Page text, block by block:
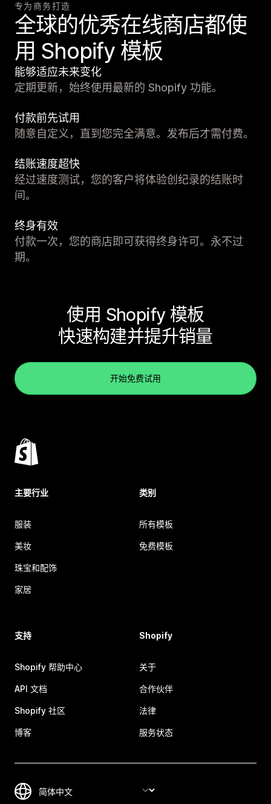
专为商务打造
全球的优秀在线商店都使
用 Shopify 模板
能够适应未来变化
定期更新，始终使用最新的 Shopify 功能。
付款前先试用
随意自定义，直到您完全满意。发布后才需付费。
结账速度超快
经过速度测试，您的客户将体验创纪录的结账时
间。
终身有效
付款一次，您的商店即可获得终身许可。永不过
期。
使用 Shopify 模板
快速构建并提升销量
开始免费试用
主要行业
服装
美妆
珠宝和配饰
家居
类别
所有模板
免费模板
支持
Shopify 帮助中心
API 文档
Shopify 社区
博客
Shopify
关于
合作伙伴
法律
服务状态